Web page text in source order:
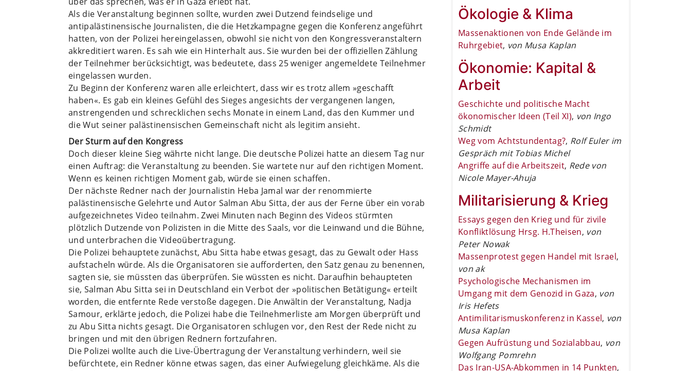
Als die Veranstaltung beginnen sollte, wurden zwei Dutzend feindselige und
antipalästinensische Journalisten, die die Hetzkampagne gegen die Konferenz angeführt
hatten, von der Polizei hereingelassen, obwohl sie nicht von den Kongressveranstaltern
akkreditiert waren. Es sah wie ein Hinterhalt aus. Sie wurden bei der offiziellen Zählung
der Teilnehmer berücksichtigt, was bedeutete, dass 25 weniger angemeldete Teilnehmer
eingelassen wurden.
Zu Beginn der Konferenz waren alle erleichtert, dass wir es trotz allem »geschafft
haben«. Es gab ein kleines Gefühl des Sieges angesichts der vergangenen langen,
anstrengenden und schrecklichen sechs Monate in einem Land, das den Kummer und
die Wut seiner palästinensischen Gemeinschaft nicht als legitim ansieht.
Der Sturm auf den Kongress
Doch dieser kleine Sieg währte nicht lange. Die deutsche Polizei hatte an diesem Tag nur
einen Auftrag: die Veranstaltung zu beenden. Sie wartete nur auf den richtigen Moment.
Wenn es keinen richtigen Moment gab, würde sie einen schaffen.
Der nächste Redner nach der Journalistin Heba Jamal war der renommierte
palästinensische Gelehrte und Autor Salman Abu Sitta, der aus der Ferne über ein vorab
aufgezeichnetes Video teilnahm. Zwei Minuten nach Beginn des Videos stürmten
plötzlich Dutzende von Polizisten in die Mitte des Saals, vor die Leinwand und die Bühne,
und unterbrachen die Videoübertragung.
Die Polizei behauptete zunächst, Abu Sitta habe etwas gesagt, das zu Gewalt oder Hass
aufstacheln würde. Als die Organisatoren sie aufforderten, den Satz genau zu benennen,
sagten sie, sie müssten das überprüfen. Sie wüssten es nicht. Daraufhin behaupteten
sie, Salman Abu Sitta sei in Deutschland ein Verbot der »politischen Betätigung« erteilt
worden, die entfernte Rede verstoße dagegen. Die Anwältin der Veranstaltung, Nadja
Samour, erklärte jedoch, die Polizei habe die Teilnehmerliste am Morgen überprüft und
zu Abu Sitta nichts gesagt. Die Organisatoren schlugen vor, den Rest der Rede nicht zu
bringen und mit den übrigen Rednern fortzufahren.
Die Polizei wollte auch die Live-Übertragung der Veranstaltung verhindern, weil sie
befürchtete, ein Redner könne etwas sagen, das einer Aufwiegelung gleichkäme. Als die
Ökologie & Klima
Massenaktionen von Ende Gelände im
Ruhrgebiet, von Musa Kaplan
Ökonomie: Kapital &
Arbeit
Geschichte und politische Macht
ökonomischer Ideen (Teil XI), von Ingo
Schmidt
Weg vom Achtstundentag?, Rolf Euler im
Gespräch mit Tobias Michel
Angriffe auf die Arbeitszeit, Rede von
Nicole Mayer-Ahuja
Militarisierung & Krieg
Essays gegen den Krieg und für zivile
Konfliktlösung Hrsg. H.Theisen, von
Peter Nowak
Massenprotest gegen Handel mit Israel,
von ak
Psychologische Mechanismen im
Umgang mit dem Genozid in Gaza, von
Iris Hefets
Antimilitarismuskonferenz in Kassel, von
Musa Kaplan
Gegen Aufrüstung und Sozialabbau, von
Wolfgang Pomrehn
Das Iran-USA-Abkommen in 14 Punkten,